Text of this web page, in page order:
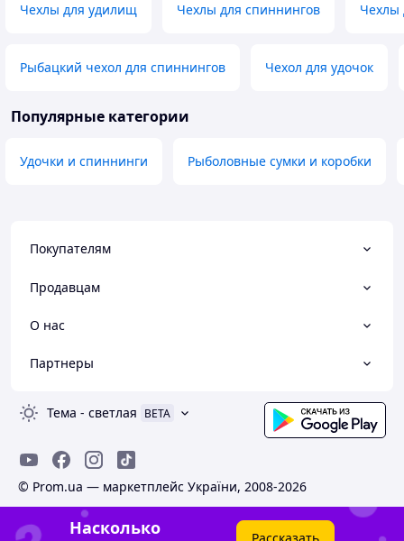
Чехлы для удилищ Чехлы для спиннингов Чехлы
Рыбацкий чехол для спиннингов Чехол для удочок
Популярные категории
Удочки и спиннинги Рыболовные сумки и коробки
Покупателям
Продавцам
О нас
Партнеры
Тема - светлая BETA
© Prom.ua — маркетплейс України, 2008-2026
Насколько